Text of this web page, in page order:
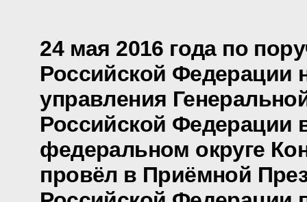
24 мая 2016 года по
Российской Федерации
управления
Российской Федерации
федеральном округе
провёл в Приёмной